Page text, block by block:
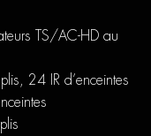
TS/AC-HD au
24 IR d’enceintes